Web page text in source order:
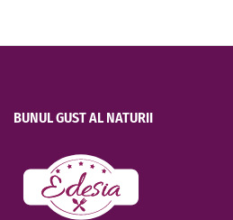
BUNUL GUST AL NATURII